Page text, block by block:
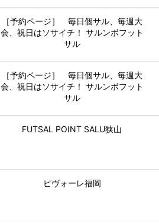
［予約ページ］ 毎日個サル、毎週大
会、祝日はソサイチ！ サルンボフット
サル
［予約ページ］ 毎日個サル、毎週大
会、祝日はソサイチ！ サルンボフット
サル
FUTSAL POINT SALU狭山
ピヴォーレ福岡